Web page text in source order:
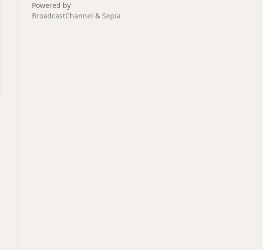
Powered by
BroadcastChannel & Sepia